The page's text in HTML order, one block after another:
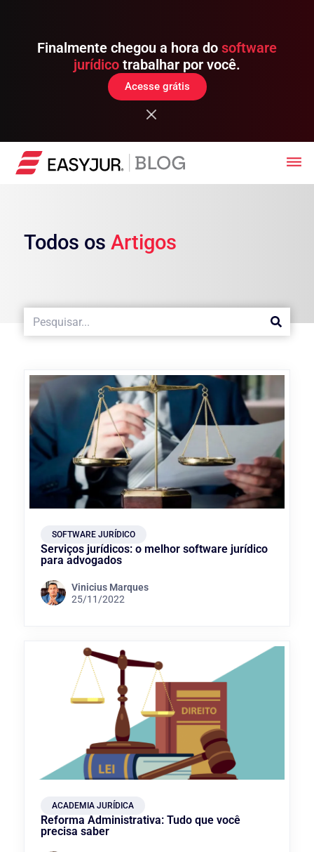
Finalmente chegou a hora do software
jurídico trabalhar por você.
Acesse grátis
Todos os Artigos
SOFTWARE JURÍDICO
Serviços jurídicos: o melhor software jurídico
para advogados
Vinicius Marques
25/11/2022
ACADEMIA JURÍDICA
Reforma Administrativa: Tudo que você
precisa saber